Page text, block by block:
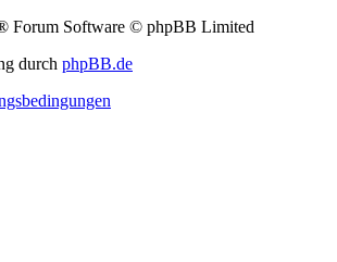
Forum Software © phpBB Limited
durch phpBB.de